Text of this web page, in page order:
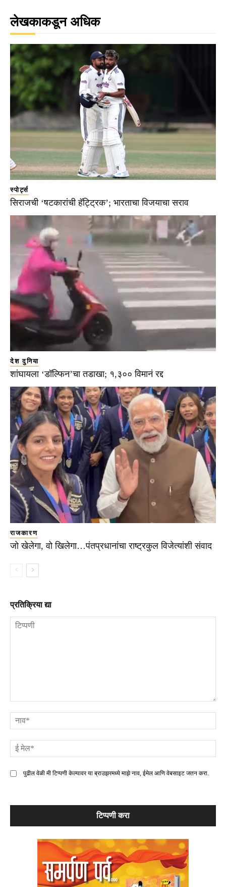
लेखकाकडून अधिक
स्पोर्ट्स
सिराजची ‘षटकारांची हॅट्ट्रिक’; भारताचा विजयाचा सराव
देश दुनिया
शांघायला ‘डॉल्फिन’चा तडाखा; १,३०० विमानं रद्द
राजकारण
जो खेलेगा, वो खिलेगा…पंतप्रधानांचा राष्ट्रकुल विजेत्यांशी संवाद
प्रतिक्रिया द्या
पुढील वेळी मी टिप्पणी केल्यावर या ब्राउझरमध्ये माझे नाव, ईमेल आणि वेबसाइट जतन करा.